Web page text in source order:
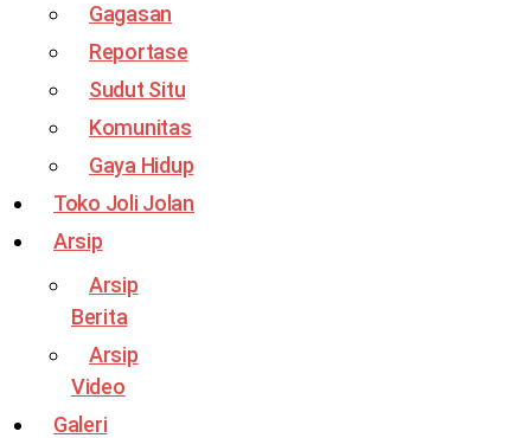
Gagasan
Reportase
Sudut Situ
Komunitas
Gaya Hidup
Toko Joli Jolan
Arsip
Arsip
Berita
Arsip
Video
Galeri